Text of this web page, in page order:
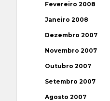
Fevereiro 2008
Janeiro 2008
Dezembro 2007
Novembro 2007
Outubro 2007
Setembro 2007
Agosto 2007